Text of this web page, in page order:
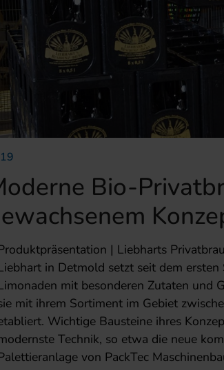
Bio-
| Liebharts
in Detmold setzt seit dem
mit besonderen Zutaten und
mit ihrem Sortiment im Gebiet
Wichtige Bausteine ihres
Technik, so etwa die neue
von PackTec